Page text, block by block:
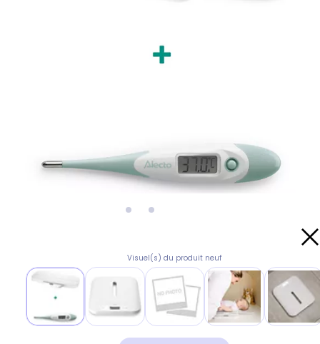
Visuel(s) du produit neuf